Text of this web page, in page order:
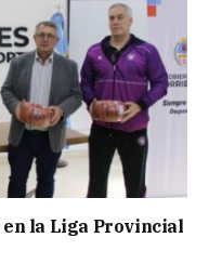
en la Liga Provincial